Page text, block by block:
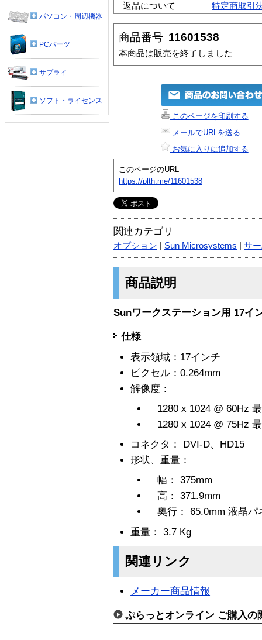
返品について
特定商取引
商品番号 11601538
本商品は販売を終了しました
このページを印刷する
メールでURLを送る
お気に入りに追加する
このページのURL
https://plth.me/11601538
関連カテゴリ
オプション Sun Microsystems サ
商品説明
Sunワークステーション用 17イ
仕様
表示領域：17インチ
ピクセル：0.264mm
解像度：
1280 x 1024 @ 60Hz
1280 x 1024 @ 75Hz
コネクタ： DVI-D、HD15
形状、重量：
幅： 375mm
高： 371.9mm
奥行： 65.0mm 液晶パ
重量： 3.7 Kg
関連リンク
メーカー商品情報
ぷらっとオンライン ご購入の
パソコン・周辺機器
PCパーツ
サプライ
ソフト・ライセンス